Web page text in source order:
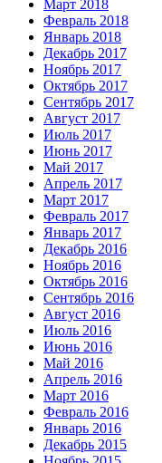
Март 2018
Февраль 2018
Январь 2018
Декабрь 2017
Ноябрь 2017
Октябрь 2017
Сентябрь 2017
Август 2017
Июль 2017
Июнь 2017
Май 2017
Апрель 2017
Март 2017
Февраль 2017
Январь 2017
Декабрь 2016
Ноябрь 2016
Октябрь 2016
Сентябрь 2016
Август 2016
Июль 2016
Июнь 2016
Май 2016
Апрель 2016
Март 2016
Февраль 2016
Январь 2016
Декабрь 2015